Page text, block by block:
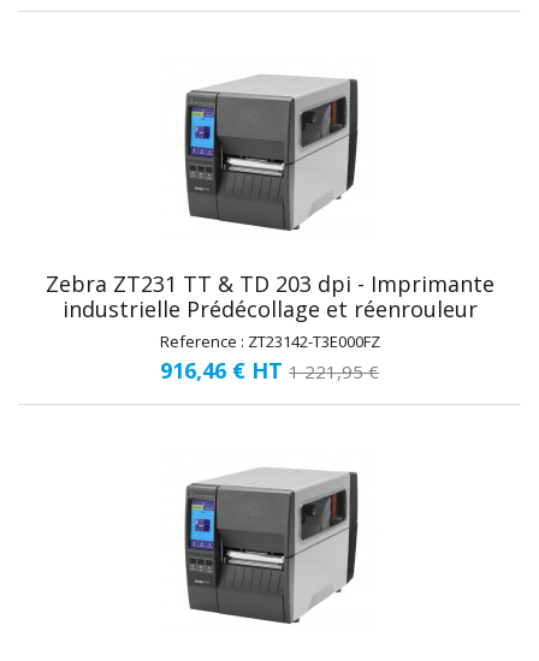
Zebra ZT231 TT & TD 203 dpi - Imprimante
industrielle Prédécollage et réenrouleur
support
Reference : ZT23142-T3E000FZ
916,46 € HT 1 221,95 €